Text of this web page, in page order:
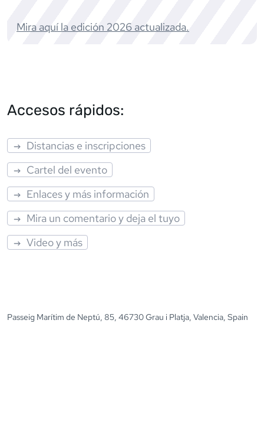
Mira aquí la edición 2026 actualizada.
Accesos rápidos:
Distancias e inscripciones
Cartel del evento
Enlaces y más información
Mira un comentario y deja el tuyo
Video y más
Passeig Marítim de Neptú, 85, 46730 Grau i Platja, Valencia, Spain